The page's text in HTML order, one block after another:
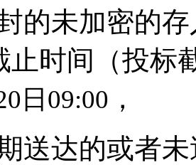
的未加密的
止时间（投标
日 09:00 ，
送达的或者